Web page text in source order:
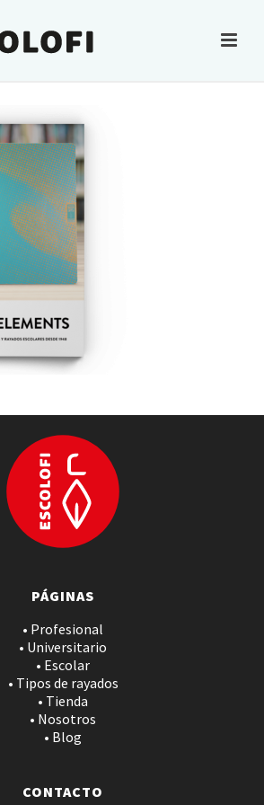
PÁGINAS
• Profesional
• Universitario
• Escolar
• Tipos de rayados
• Tienda
• Nosotros
• Blog
CONTACTO